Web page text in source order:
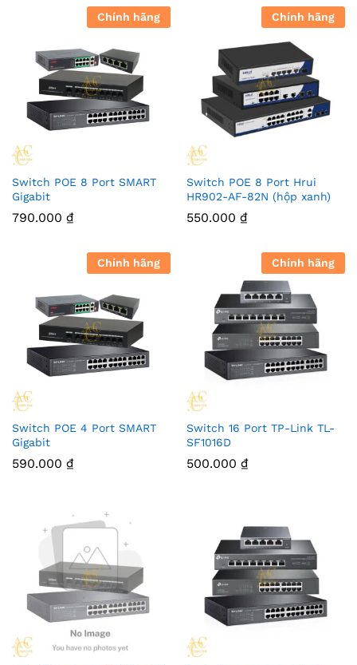
Chính hãng
Switch POE 8 Port SMART
Gigabit
790.000 ₫
Chính hãng
Switch POE 8 Port Hrui
HR902-AF-82N (hộp xanh)
550.000 ₫
Chính hãng
Switch POE 4 Port SMART
Gigabit
590.000 ₫
Chính hãng
Switch 16 Port TP-Link TL-
SF1016D
500.000 ₫